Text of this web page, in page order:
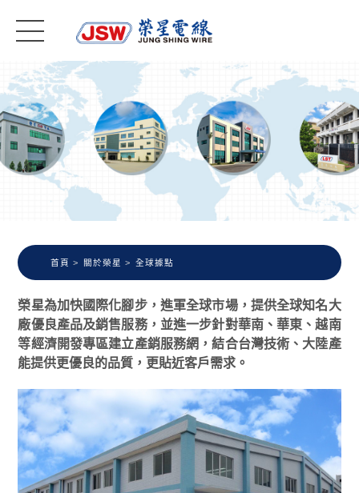
首頁 關於榮星 全球據點
榮星為加快國際化腳步，進軍全球市場，提供全球知名大
廠優良產品及銷售服務，並進一步針對華南、華東、越南
等經濟開發專區建立產銷服務網，結合台灣技術、大陸產
能提供更優良的品質，更貼近客戶需求。